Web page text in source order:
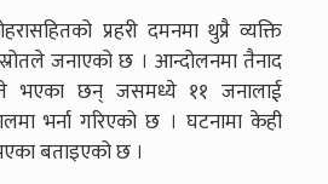
प्रहरी दमनमा थुप्रै व्यक्ति
जनाएको छ । आन्दोलनमा तैनाद
भएका छन् जसमध्ये ११ जनालाई
भर्ना गरिएको छ । घटनामा केही
बताइएको छ ।